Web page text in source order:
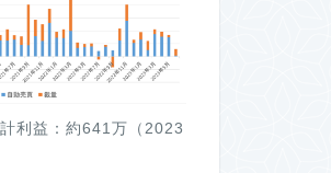
利益：約641万（2023